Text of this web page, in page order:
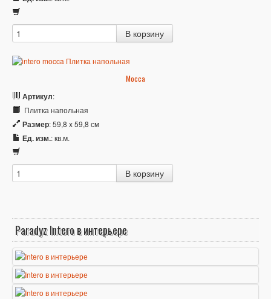
Mocca
Артикул:
Плитка напольная
Размер: 59,8 x 59,8 см
Ед. изм.: кв.м.
Paradyz Intero в интерьере